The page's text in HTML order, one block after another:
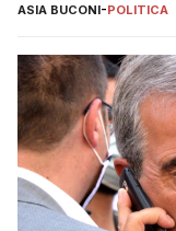
ASIA BUCONI-POLITICA